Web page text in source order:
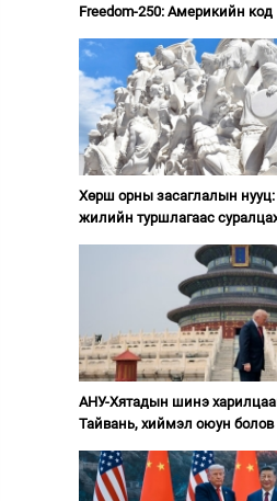
Freedom-250: Америкийн код
Хөрш орны засаглалын
жилийн туршлагаас
АНУ-Хятадын шинэ
Тайвань, хиймэл оюун болов